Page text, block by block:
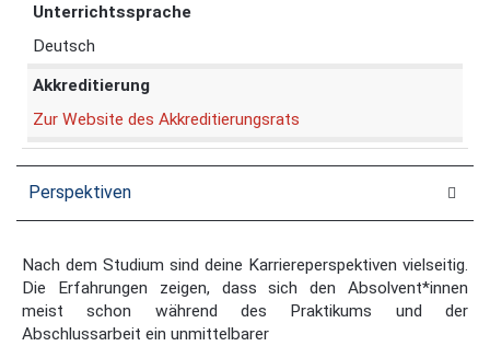
Unterrichtssprache
Deutsch
Akkreditierung
Zur Website des Akkreditierungsrats
Perspektiven
Nach dem Studium sind deine Karriereperspektiven vielseitig.
Die Erfahrungen zeigen, dass sich den Absolvent*innen
meist schon während des Praktikums und der
Abschlussarbeit ein unmittelbarer